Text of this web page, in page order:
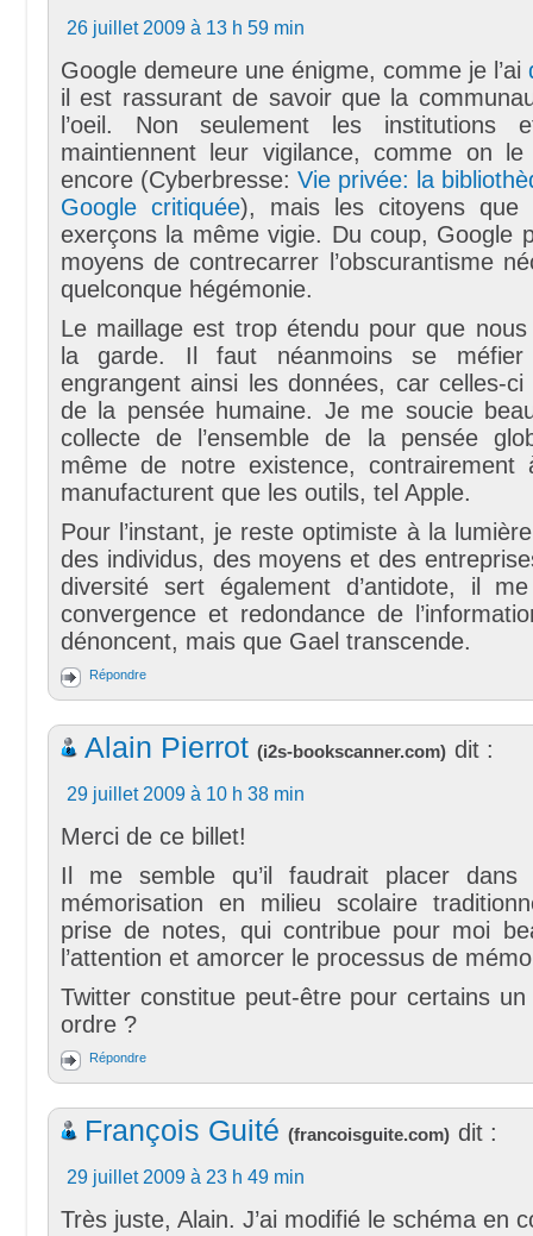
26 juillet 2009 à 13 h 59 min
Google demeure une énigme, comme je l’ai
il est rassurant de savoir que la
l’oeil. Non seulement les institutions
maintiennent leur vigilance, comme on le
encore (Cyberbresse: Vie privée: la
Google critiquée), mais les citoyens que
exerçons la même vigie. Du coup, Google
moyens de contrecarrer l’obscurantisme
quelconque hégémonie.
Le maillage est trop étendu pour que
la garde. Il faut néanmoins se
engrangent ainsi les données, car celles-
de la pensée humaine. Je me soucie
collecte de l’ensemble de la pensée
même de notre existence,
manufacturent que les outils, tel Apple.
Pour l’instant, je reste optimiste à la
des individus, des moyens et des
diversité sert également d’antidote, il
convergence et redondance de
dénoncent, mais que Gael transcende.
Répondre
Alain Pierrot (i2s-bookscanner.com) dit :
29 juillet 2009 à 10 h 38 min
Merci de ce billet!
Il me semble qu’il faudrait placer
mémorisation en milieu scolaire
prise de notes, qui contribue pour moi
l’attention et amorcer le processus de
Twitter constitue peut-être pour certains
ordre ?
Répondre
François Guité (francoisguite.com) dit :
29 juillet 2009 à 23 h 49 min
Très juste, Alain. J’ai modifié le schéma en